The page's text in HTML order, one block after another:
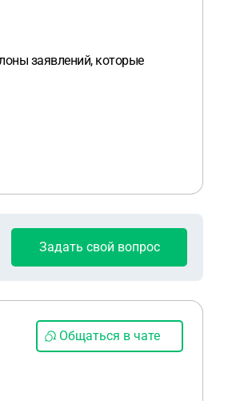
заявлений, которые
Задать свой вопрос
Общаться в чате